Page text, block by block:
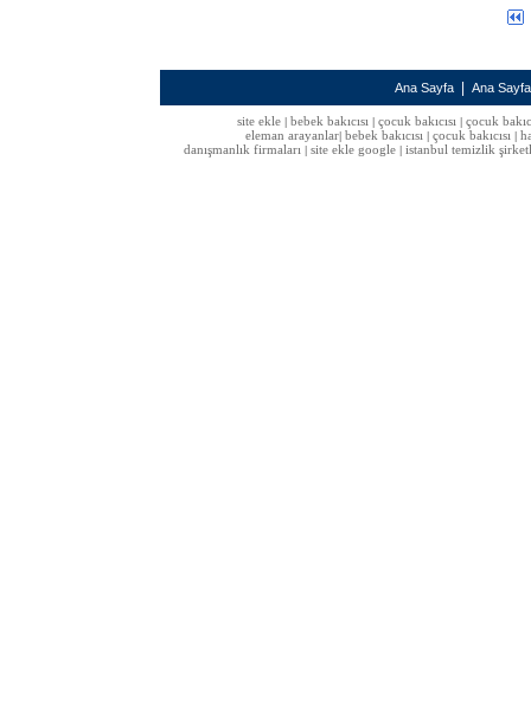
Ana Sayfa Ana
site ekle| bebek bakıcısı| çocuk bakıcısı| çocuk
eleman arayanlar bebek bakıcısı çocuk bakıcısı
danışmanlık firmaları
site ekle google istanbul temizlik